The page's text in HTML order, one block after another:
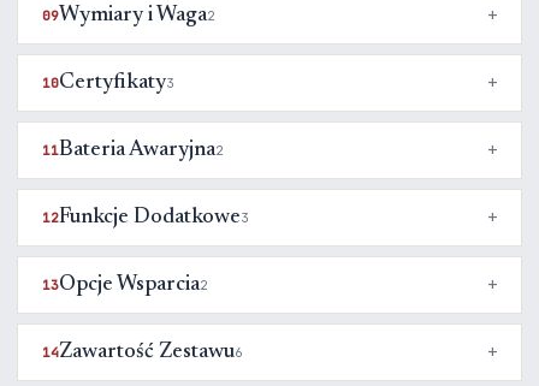
09Wymiary i Waga2
10Certyfikaty3
11Bateria Awaryjna2
12Funkcje Dodatkowe3
13Opcje Wsparcia2
14Zawartość Zestawu6